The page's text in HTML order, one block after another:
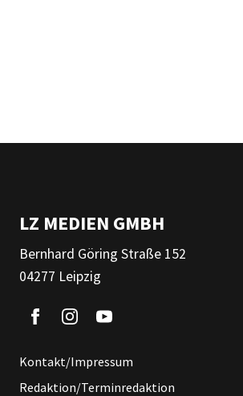
LZ MEDIEN GMBH
Bernhard Göring Straße 152
04277 Leipzig
Kontakt/Impressum
Redaktion/Terminredaktion